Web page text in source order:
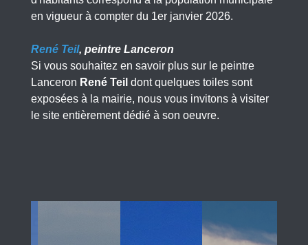
en vigueur à compter du 1er janvier 2026.
René Teil, peintre Lanceron
Si vous souhaitez en savoir plus sur le peintre
Lanceron René Teil dont quelques toiles sont
exposées à la mairie, nous vous invitons à visiter
le site entièrement dédié à son oeuvre.